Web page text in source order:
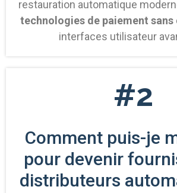
restauration automatique
technologies de paiement
interfaces utilisateur
#2
Comment puis-je
pour devenir
distributeurs